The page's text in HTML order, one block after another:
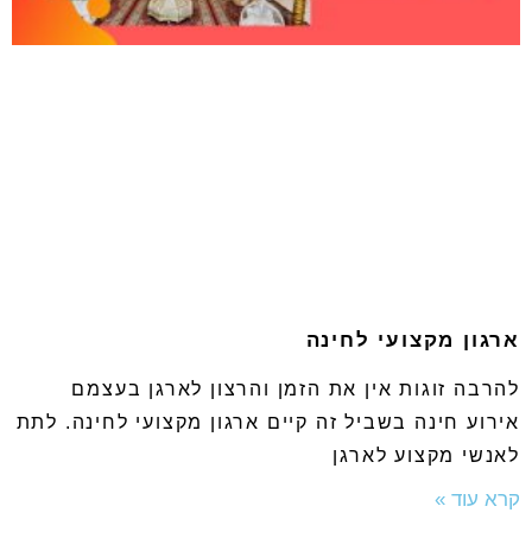
ארגון מקצועי לחינה
להרבה זוגות אין את הזמן והרצון לארגן בעצמם
אירוע חינה בשביל זה קיים ארגון מקצועי לחינה. לתת
לאנשי מקצוע לארגן
קרא עוד »